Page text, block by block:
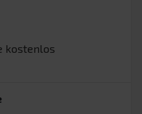
kostenlos